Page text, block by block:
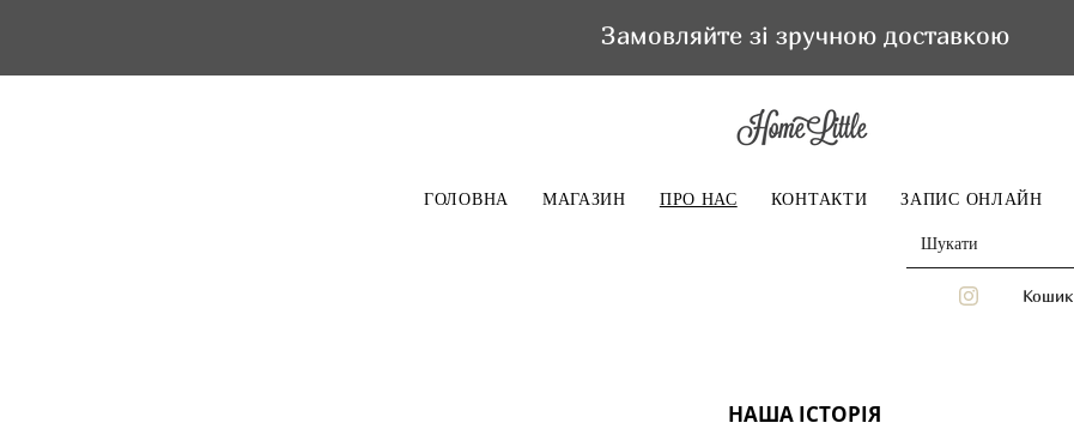
Замовляйте зі зручною доставкою
ГОЛОВНА МАГАЗИН ПРО НАС КОНТАКТИ ЗАПИС ОНЛАЙН
Кошик
НАША ІСТОРІЯ